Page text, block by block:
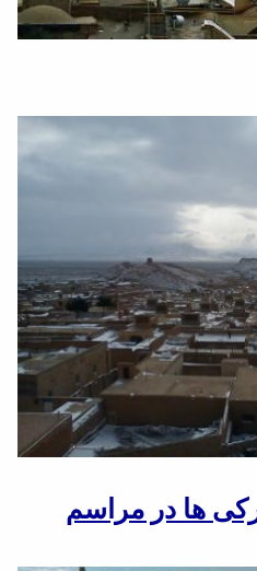
ها در مراسم